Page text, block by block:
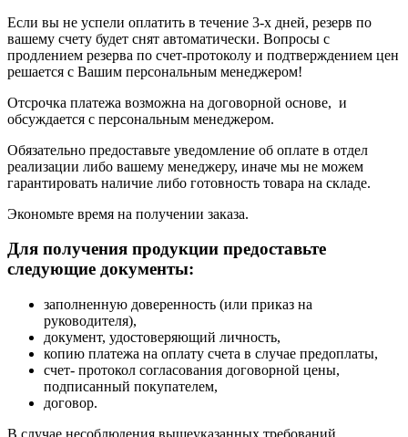
Если вы не успели оплатить в течение 3-х дней, резерв по
вашему счету будет снят автоматически. Вопросы с
продлением резерва по счет-протоколу и подтверждением цен
решается с Вашим персональным менеджером!
Отсрочка платежа возможна на договорной основе, и
обсуждается с персональным менеджером.
Обязательно предоставьте уведомление об оплате в отдел
реализации либо вашему менеджеру, иначе мы не можем
гарантировать наличие либо готовность товара на складе.
Экономьте время на получении заказа.
Для получения продукции предоставьте
следующие документы:
заполненную доверенность (или приказ на
руководителя),
документ, удостоверяющий личность,
копию платежа на оплату счета в случае предоплаты,
счет- протокол согласования договорной цены,
подписанный покупателем,
договор.